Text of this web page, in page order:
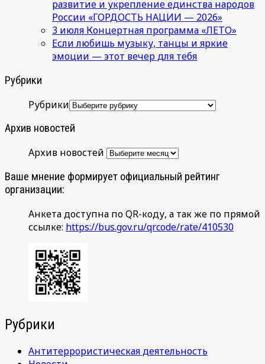
развитие и укрепление единства народов
России «ГОРДОСТЬ НАЦИИ — 2026»
3 июля Концертная программа «ЛЕТО»
Если любишь музыку, танцы и яркие
эмоции — этот вечер для тебя
Рубрики
Рубрики
Архив новостей
Архив новостей
Ваше мнение формирует официальный рейтинг
организации:
Анкета доступна по QR-коду, а так же по прямой
ссылке: https://bus.gov.ru/qrcode/rate/410530
Рубрики
Антитеррористическая деятельность